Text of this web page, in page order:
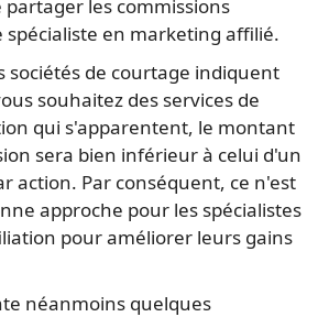
les commissions
spécialiste en marketing affilié.
sociétés de courtage indiquent
souhaitez des services de
qui s'apparentent, le montant
sera bien inférieur à celui d'un
action. Par conséquent, ce n'est
approche pour les spécialistes
pour améliorer leurs gains
néanmoins quelques